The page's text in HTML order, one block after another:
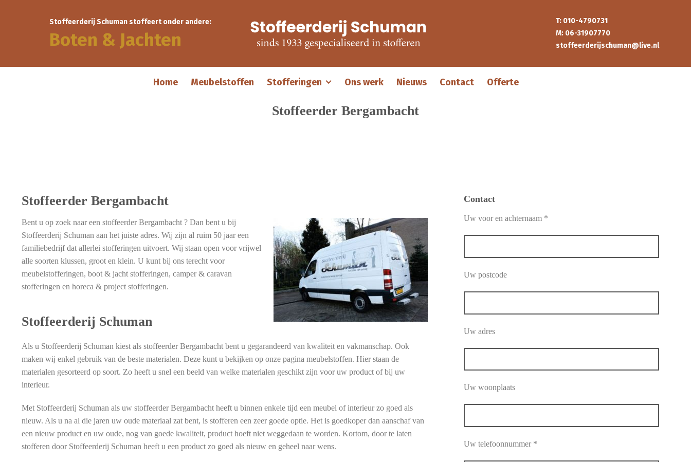
Stoffeerderij Schuman stoffeert onder andere:
Boten & Jachten
T: 010-4790731
M: 06-31907770
stoffeerderijschuman@live.nl
Home Meubelstoffen Stofferingen Ons werk Nieuws Contact Offerte
Stoffeerder Bergambacht
Stoffeerder Bergambacht
Bent u op zoek naar een stoffeerder Bergambacht ? Dan bent u bij
Stoffeerderij Schuman aan het juiste adres. Wij zijn al ruim 50 jaar een
familiebedrijf dat allerlei stofferingen uitvoert. Wij staan open voor vrijwel
alle soorten klussen, groot en klein. U kunt bij ons terecht voor
meubelstofferingen, boot & jacht stofferingen, camper & caravan
stofferingen en horeca & project stofferingen.
Stoffeerderij Schuman
Als u Stoffeerderij Schuman kiest als stoffeerder Bergambacht bent u gegarandeerd van kwaliteit en vakmanschap. Ook
maken wij enkel gebruik van de beste materialen. Deze kunt u bekijken op onze pagina meubelstoffen. Hier staan de
materialen gesorteerd op soort. Zo heeft u snel een beeld van welke materialen geschikt zijn voor uw product of bij uw
interieur.
Met Stoffeerderij Schuman als uw stoffeerder Bergambacht heeft u binnen enkele tijd een meubel of interieur zo goed als
nieuw. Als u na al die jaren uw oude materiaal zat bent, is stofferen een zeer goede optie. Het is goedkoper dan aanschaf van
een nieuw product en uw oude, nog van goede kwaliteit, product hoeft niet weggedaan te worden. Kortom, door te laten
stofferen door Stoffeerderij Schuman heeft u een product zo goed als nieuw en geheel naar wens.
Contact
Uw voor en achternaam *
Uw postcode
Uw adres
Uw woonplaats
Uw telefoonnummer *